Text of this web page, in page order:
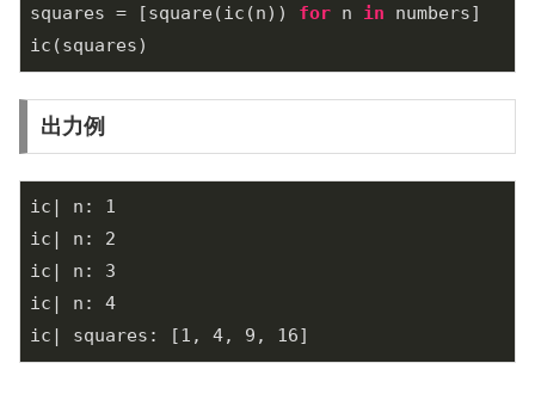
squares = [square(ic(n)) for n in numbers]
出力例
ic| n: 1
ic| n: 2
ic| n: 3
ic| n: 4